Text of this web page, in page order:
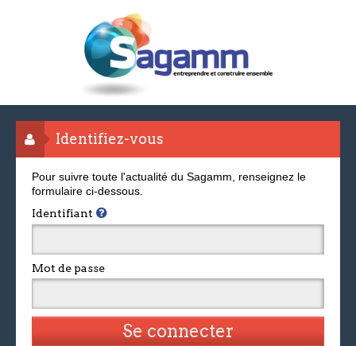
Identifiez-vous
Pour suivre toute l'actualité du Sagamm, renseignez le
formulaire ci-dessous.
Identifiant
Mot de passe